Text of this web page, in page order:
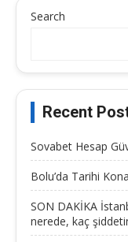
Search
Recent
Sovabet Hesap
Bolu’da Tarihi
SON DAKİKA
nerede, kaç